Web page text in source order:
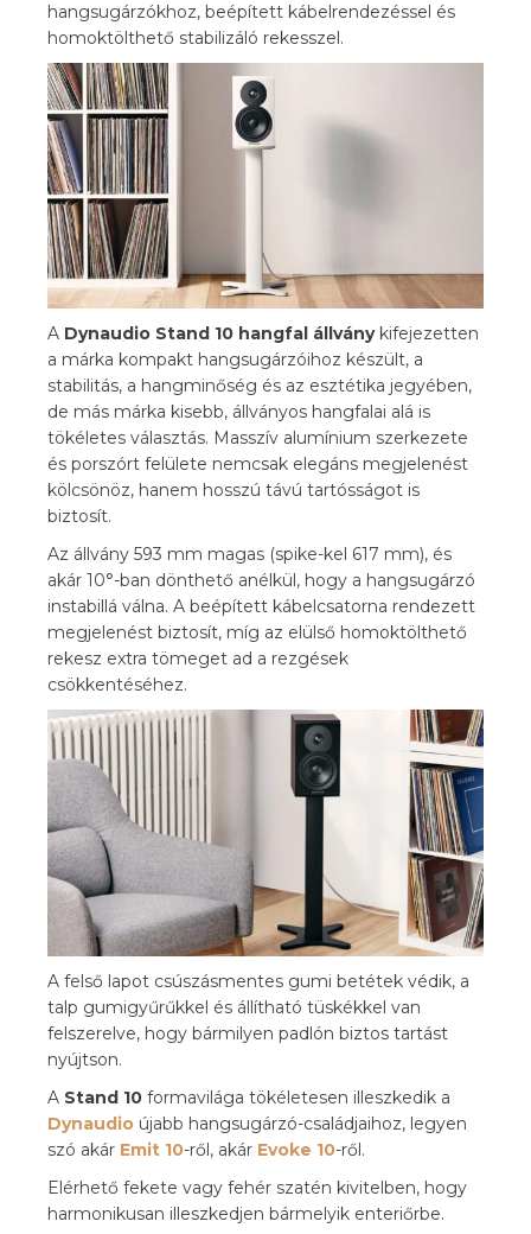
hangsugárzókhoz, beépített kábelrendezéssel és
homoktölthető stabilizáló rekesszel.
A Dynaudio Stand 10 hangfal állványkifejezetten
a márka kompakt hangsugárzóihoz készült, a
stabilitás, a hangminőség és az esztétika jegyében,
de más márka kisebb, állványos hangfalai alá is
tökéletes választás. Masszív alumínium szerkezete
és porszórt felülete nemcsak elegáns megjelenést
kölcsönöz, hanem hosszú távú tartósságot is
biztosít.
Az állvány 593 mm magas (spike-kel 617 mm), és
akár 10°-ban dönthető anélkül, hogy a hangsugárzó
instabillá válna. A beépített kábelcsatorna rendezett
megjelenést biztosít, míg az elülső homoktölthető
rekesz extra tömeget ad a rezgések
csökkentéséhez.
A felső lapot csúszásmentes gumi betétek védik, a
talp gumigyűrűkkel és állítható tüskékkel van
felszerelve, hogy bármilyen padlón biztos tartást
nyújtson.
A Stand 10 formavilága tökéletesen illeszkedik a
Dynaudio újabb hangsugárzó-családjaihoz, legyen
szó akár Emit 10-ről, akár Evoke 10-ről.
Elérhető fekete vagy fehér szatén kivitelben, hogy
harmonikusan illeszkedjen bármelyik enteriőrbe.